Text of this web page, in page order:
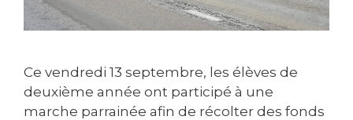
Ce vendredi 13 septembre, les élèves de
deuxième année ont participé à une
marche parrainée afin de récolter des fonds